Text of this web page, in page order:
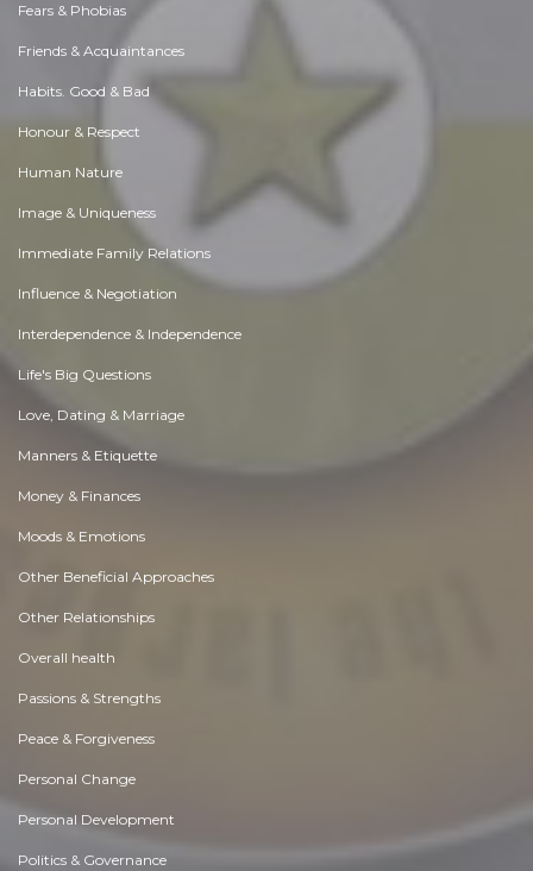
Fears & Phobias
Friends & Acquaintances
Habits. Good & Bad
Honour & Respect
Human Nature
Image & Uniqueness
Immediate Family Relations
Influence & Negotiation
Interdependence & Independence
Life's Big Questions
Love, Dating & Marriage
Manners & Etiquette
Money & Finances
Moods & Emotions
Other Beneficial Approaches
Other Relationships
Overall health
Passions & Strengths
Peace & Forgiveness
Personal Change
Personal Development
Politics & Governance